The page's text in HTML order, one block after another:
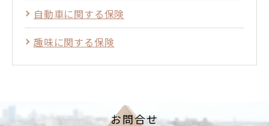
自動車に関する保険
趣味に関する保険
お問合せ